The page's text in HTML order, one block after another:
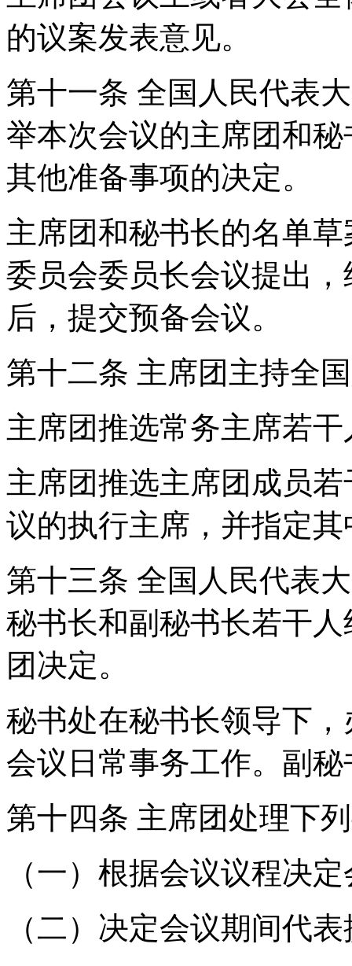
的议案发表意见。
第十一条 全国人民代表
举本次会议的主席团和
其他准备事项的决定。
主席团和秘书长的名单
委员会委员长会议提出
后，提交预备会议。
第十二条 主席团主持全
主席团推选常务主席若
主席团推选主席团成员
议的执行主席，并指定
第十三条 全国人民代表
秘书长和副秘书长若干
团决定。
秘书处在秘书长领导下
会议日常事务工作。副
第十四条 主席团处理
（一）根据会议议程决
（二）决定会议期间代